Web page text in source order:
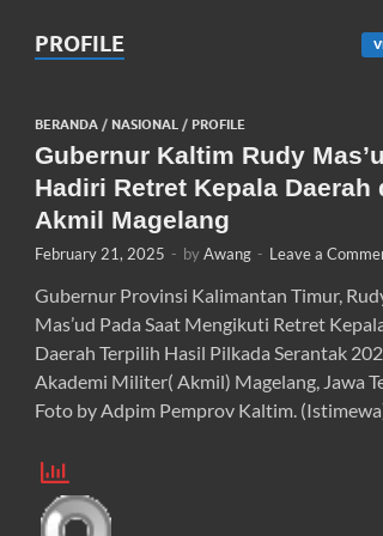
PROFILE
BERANDA/ NASIONAL/ PROFILE
Gubernur Kaltim Rudy
Hadiri Retret Kepala Daerah
Akmil Magelang
February 21, 2025 - byAwang - Leave a
Gubernur Provinsi Kalimantan Timur,
Mas’ud Pada Saat Mengikuti Retret
Daerah Terpilih Hasil Pilkada Serantak
Akademi Militer( Akmil) Magelang, Jawa
Foto by Adpim Pemprov Kaltim.